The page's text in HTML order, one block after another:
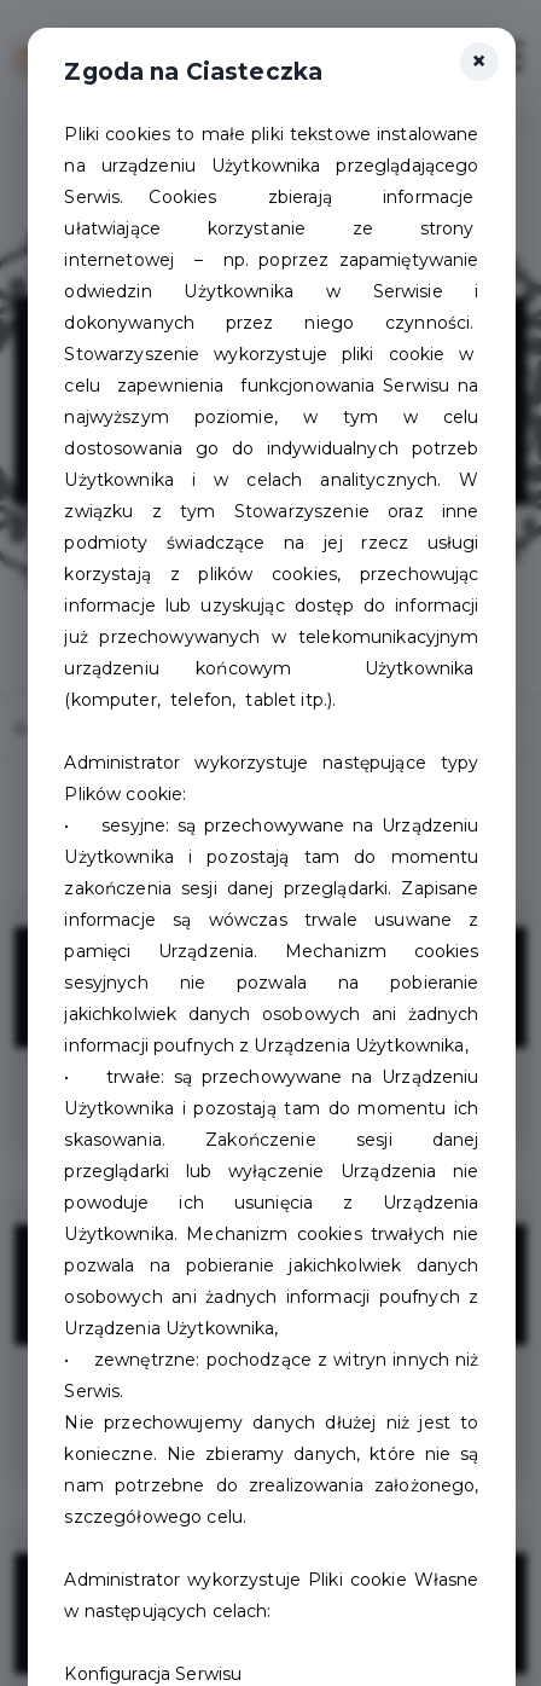
Studio Urody
Miracle Paulina
Wajda
20%
ZNIŻKI
Zniżka na wszystkie usługi dla uczniów
20%
ZNIŻKI
Znizka na wszystkie usługi - Pakiet
Seniora
10%
×
Zgoda na Ciasteczka
Pliki cookies to małe pliki tekstowe instalowane
na urządzeniu Użytkownika przeglądającego
Serwis. Cookies zbierają informacje
ułatwiające korzystanie ze strony
internetowej – np. poprzez zapamiętywanie
odwiedzin Użytkownika w Serwisie i
dokonywanych przez niego czynności.
Stowarzyszenie wykorzystuje pliki cookie w
celu zapewnienia funkcjonowania Serwisu na
najwyższym poziomie, w tym w celu
dostosowania go do indywidualnych potrzeb
Użytkownika i w celach analitycznych. W
związku z tym Stowarzyszenie oraz inne
podmioty świadczące na jej rzecz usługi
korzystają z plików cookies, przechowując
informacje lub uzyskując dostęp do informacji
już przechowywanych w telekomunikacyjnym
urządzeniu końcowym Użytkownika
(komputer, telefon, tablet itp.).
Administrator wykorzystuje następujące typy
Plików cookie:
• sesyjne: są przechowywane na Urządzeniu
Użytkownika i pozostają tam do momentu
zakończenia sesji danej przeglądarki. Zapisane
informacje są wówczas trwale usuwane z
pamięci Urządzenia. Mechanizm cookies
sesyjnych nie pozwala na pobieranie
jakichkolwiek danych osobowych ani żadnych
informacji poufnych z Urządzenia Użytkownika,
• trwałe: są przechowywane na Urządzeniu
Użytkownika i pozostają tam do momentu ich
skasowania. Zakończenie sesji danej
przeglądarki lub wyłączenie Urządzenia nie
powoduje ich usunięcia z Urządzenia
Użytkownika. Mechanizm cookies trwałych nie
pozwala na pobieranie jakichkolwiek danych
osobowych ani żadnych informacji poufnych z
Urządzenia Użytkownika,
• zewnętrzne: pochodzące z witryn innych niż
Serwis.
Nie przechowujemy danych dłużej niż jest to
konieczne. Nie zbieramy danych, które nie są
nam potrzebne do zrealizowania założonego,
szczegółowego celu.
Administrator wykorzystuje Pliki cookie Własne
w następujących celach:
Konfiguracja Serwisu